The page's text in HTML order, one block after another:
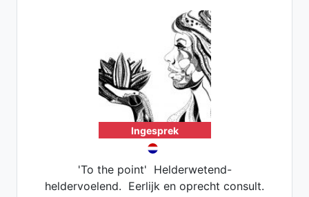
Ingesprek
'To the point' Helderwetend-
heldervoelend. Eerlijk en oprecht consult.